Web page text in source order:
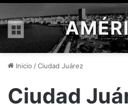
Menú
Inicio /Ciudad Juárez
Ciudad